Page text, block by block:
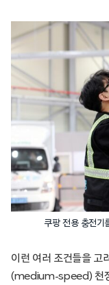
쿠팡 전용 충전기
이런 여러 조건들을 고
(medium-speed) 천장